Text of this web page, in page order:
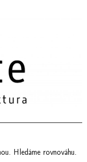
Hledáme rovnováhu.